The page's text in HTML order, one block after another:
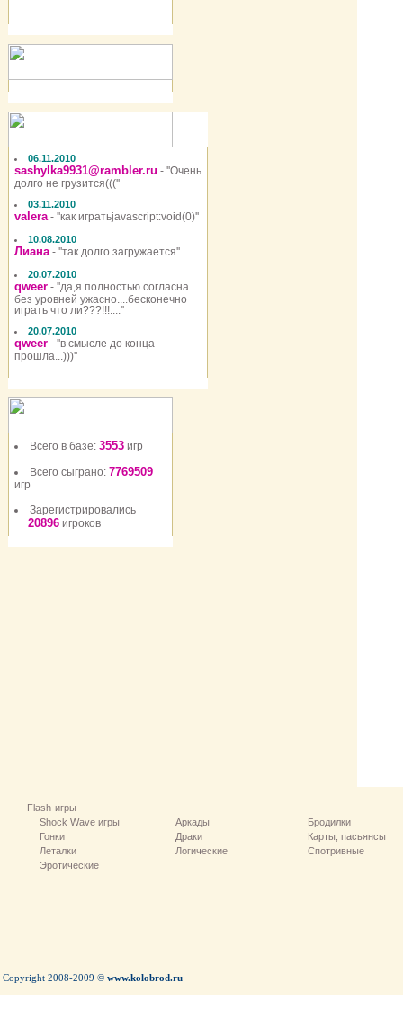
06.11.2010
sashylka9931@rambler.ru - ''Очень
долго не грузится(((''
03.11.2010
valera- ''как игратьjavascript:void(0)''
10.08.2010
Лиана- ''так долго загружается''
20.07.2010
qweer - ''да,я полностью согласна....
без уровней ужасно....бесконечно
играть что ли???!!!....''
20.07.2010
qweer - ''в смысле до конца
прошла...)))''
Всего в базе: 3553 игр
Всего сыграно: 7769509
игр
Зарегистрировались
20896 игроков
Flash-игры
Shock Wave игры
Аркады
Бродилки
Гонки
Драки
Карты, пасьянсы
Леталки
Логические
Спотривные
Эротические
Copyright 2008-2009 © www.kolobrod.ru